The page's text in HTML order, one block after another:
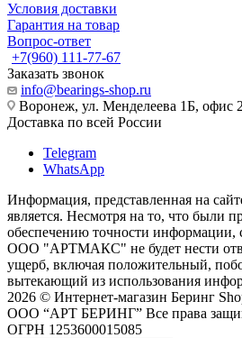
Условия доставки
Гарантия на товар
Вопрос-ответ
+7(960) 111-77-67
Заказать звонок
info@bearings-shop.ru
Воронеж, ул. Менделеева 1Б, офис
Доставка по всей России
Telegram
WhatsApp
Информация, представленная на
является. Несмотря на то, что были
обеспечению точности информации,
ООО "АРТМАКС" не будет нести
ущерб, включая положительный,
вытекающий из использования
2026 © Интернет-магазин Беринг
ООО “АРТ БЕРИНГ” Все права
ОГРН 1253600015085